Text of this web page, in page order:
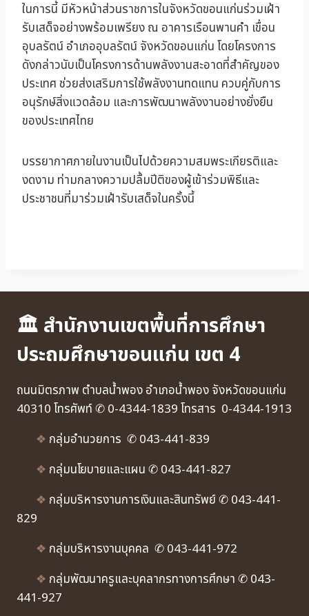
ในการนี้ มีหัวหน้าส่วนราชการในจังหวัดขอนแก่นร่วมเฝ้า
รับเสด็จอย่างพร้อมเพรียง ณ อาคารเรือนพานคำ เขื่อน
อุบลรัตน์ อำเภออุบลรัตน์ จังหวัดขอนแก่น โดยโครงการ
ดังกล่าวนับเป็นโครงการด้านพลังงานสะอาดที่สำคัญของ
ประเทศ ช่วยส่งเสริมการใช้พลังงานทดแทน ควบคู่กับการ
อนุรักษ์สิ่งแวดล้อม และการพัฒนาพลังงานอย่างยั่งยืน
ของประเทศไทย
บรรยากาศภายในงานเป็นไปด้วยความสมพระเกียรติและ
งดงาม ท่ามกลางความปลื้มปีติของผู้เข้าร่วมพิธีและ
ประชาชนที่มาร่วมเฝ้ารับเสด็จในครั้งนี้
🏛 สำนักงานเขตพื้นที่การศึกษา
ประถมศึกษาขอนแก่น เขต 4
ถนนมิตรภาพ ตำบลน้ำพอง อำเภอน้ำพอง จังหวัดขอนแก่น
40310 โทรศัพท์ ✆ 0-4344-1839 โทรสาร 0-4344-1913
❖ กลุ่มอำนวยการ ✆ 043-441-839
❖ กลุ่มนโยบายและแผน ✆ 043-441-827
❖ กลุ่มบริหารงานการเงินและสินทรัพย์ ✆ 043-441-
829
❖ กลุ่มบริหารงานบุคคล ✆ 043-441-972
❖ กลุ่มพัฒนาครูและบุคลากรทางการศึกษา ✆ 043-
441-927